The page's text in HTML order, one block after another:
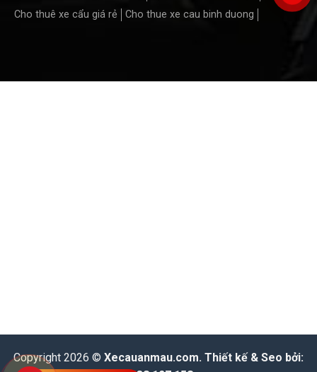
Cho thuê xe cẩu giá rẻ
Cho thue xe cau binh duong
Copyright 2026 © Xecauanmau.com. Thiết kế & Seo bởi: